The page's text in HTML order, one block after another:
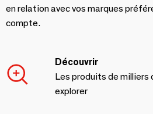
en relation avec vos marques
compte.
Découvrir
Les produits de milliers
explorer